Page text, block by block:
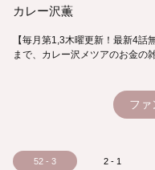
カレー沢薫
【毎月第1,3木曜更新！最新4話
まで、カレー沢メツアのお金の
ファ
52 - 3 2 - 1